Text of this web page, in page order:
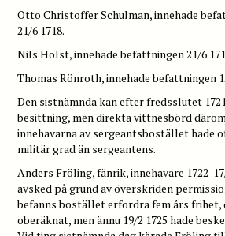
Otto Christoffer Schulman, innehade
21/6 1718.
Nils Holst, innehade befattningen 21/6
Thomas Rönroth, innehade befattningen
Den sistnämnda kan efter fredsslutet
besittning, men direkta vittnesbörd
innehavarna av sergeantsbostället hade
militär grad än sergeantens.
Anders Fröling, fänrik, innehavare 1722-
avsked på grund av överskriden
befanns bostället erfordra fem års frihet,
oberäknat, men ännu 19/2 1725 hade